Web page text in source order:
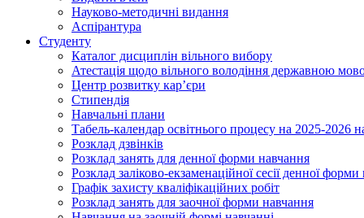
Науково-методичні видання
Аспірантура
Студенту
Каталог дисциплін вільного вибору
Атестація щодо вільного володіння державною
Центр розвитку кар’єри
Стипендія
Навчальні плани
Табель-календар освітнього процесу на 2025-2026
Розклад дзвінків
Розклад занять для денної форми навчання
Розклад заліково-екзаменаційної сесії денної
Графік захисту кваліфікаційних робіт
Розклад занять для заочної форми навчання